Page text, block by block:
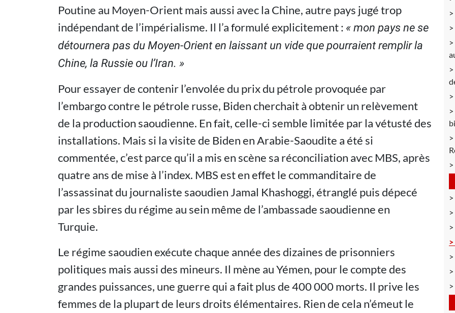
Poutine au Moyen-Orient mais aussi avec la Chine, autre pays jugé trop
indépendant de l’impérialisme. Il l’a formulé explicitement : « mon pays ne se
détournera pas du Moyen-Orient en laissant un vide que pourraient remplir la
Chine, la Russie ou l’Iran. »
Pour essayer de contenir l’envolée du prix du pétrole provoquée par
l’embargo contre le pétrole russe, Biden cherchait à obtenir un relèvement
de la production saoudienne. En fait, celle-ci semble limitée par la vétusté des
installations. Mais si la visite de Biden en Arabie-Saoudite a été si
commentée, c’est parce qu’il a mis en scène sa réconciliation avec MBS, après
quatre ans de mise à l’index. MBS est en effet le commanditaire de
l’assassinat du journaliste saoudien Jamal Khashoggi, étranglé puis dépecé
par les sbires du régime au sein même de l’ambassade saoudienne en
Turquie.
Le régime saoudien exécute chaque année des dizaines de prisonniers
politiques mais aussi des mineurs. Il mène au Yémen, pour le compte des
grandes puissances, une guerre qui a fait plus de 400 000 morts. Il prive les
femmes de la plupart de leurs droits élémentaires. Rien de cela n’émeut le